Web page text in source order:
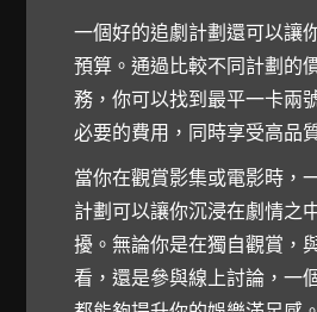
一個好的追劇計劃還可以讓
預算。通過比較不同計劃的
務，你可以找到最平一卡兩
必要的費用，同時享受高品
當你在觀賞影集或電影時，
計劃可以讓你沉浸在劇情之
擾。無論你是在獨自觀賞，
看，還是參與線上討論，一